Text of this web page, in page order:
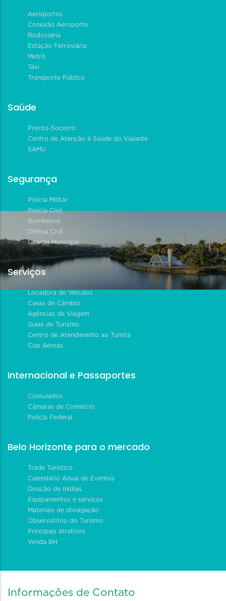
Aeroportos
Conexão Aeroporto
Rodoviária
Estação Ferroviária
Metrô
Táxi
Transporte Público
Saúde
Pronto-Socorro
Centro de Atenção à Saúde do Viajante
SAMU
Segurança
Polícia Militar
Polícia Civil
Bombeiros
Defesa Civil
Guarda Municipal
Serviços
Locadora de Veículos
Casas de Câmbio
Agências de Viagem
Guias de Turismo
Centro de Atendimento ao Turista
Cias Aéreas
Internacional e Passaportes
Consulados
Câmaras de Comércio
Polícia Federal
Belo Horizonte para o mercado
Trade Turístico
Calendário Anual de Eventos
Doação de mídias
Equipamentos e serviços
Materiais de divulgação
Observatório do Turismo
Principais atrativos
Venda BH
Informações de Contato